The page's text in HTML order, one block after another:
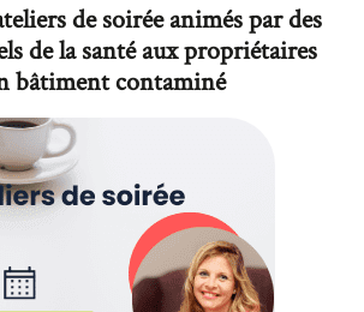
de soirée animés par des
de la santé aux propriétaires
bâtiment contaminé